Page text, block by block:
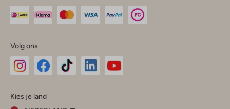
Volg ons
InstagramFacebook
Kies je land